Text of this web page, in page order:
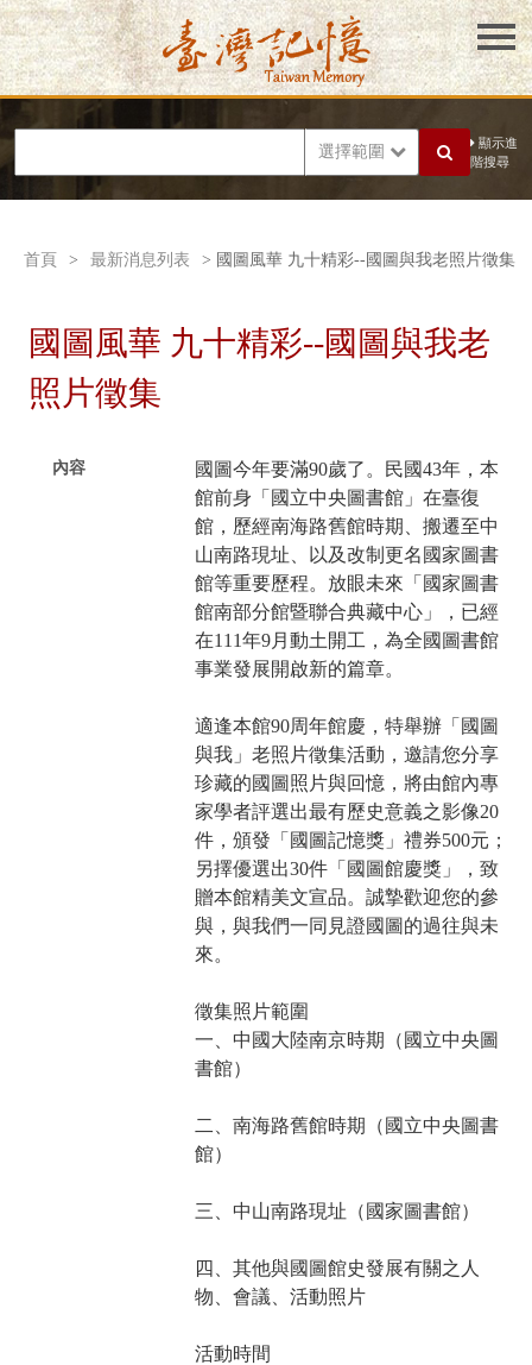
選擇範圍
顯示進
階搜尋
首頁 > 最新消息列表 > 國圖風華 九十精彩--國圖與我老照片徵集
國圖風華 九十精彩--國圖與我老
照片徵集
內容
國圖今年要滿90歲了。民國43年，本
館前身「國立中央圖書館」在臺復
館，歷經南海路舊館時期、搬遷至中
山南路現址、以及改制更名國家圖書
館等重要歷程。放眼未來「國家圖書
館南部分館暨聯合典藏中心」，已經
在111年9月動土開工，為全國圖書館
事業發展開啟新的篇章。
適逢本館90周年館慶，特舉辦「國圖
與我」老照片徵集活動，邀請您分享
珍藏的國圖照片與回憶，將由館內專
家學者評選出最有歷史意義之影像20
件，頒發「國圖記憶獎」禮券500元；
另擇優選出30件「國圖館慶獎」，致
贈本館精美文宣品。誠摯歡迎您的參
與，與我們一同見證國圖的過往與未
來。
徵集照片範圍
一、中國大陸南京時期（國立中央圖
書館）
二、南海路舊館時期（國立中央圖書
館）
三、中山南路現址（國家圖書館）
四、其他與國圖館史發展有關之人
物、會議、活動照片
活動時間